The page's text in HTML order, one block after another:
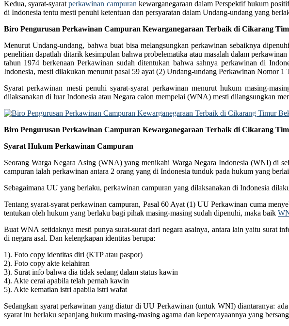
Kedua, syarat-syaratperkawinan campuran kewarganegaraan dalam Perspektif hukum
di Indonesia tentu mesti penuhi ketentuan dan persyaratan dalam Undang-undang yang
Biro Pengurusan Perkawinan Campuran Kewarganegaraan Terbaik di Cikarang
Menurut Undang-undang, bahwa buat bisa melangsungkan perkawinan sebaiknya
penelitian dapatlah ditarik kesimpulan bahwa probelematika atau masalah dalam
tahun 1974 berkenaan Perkawinan sudah ditentukan bahwa sahnya perkawinan di
Indonesia, mesti dilakukan menurut pasal 59 ayat (2) Undang-undang Perkawinan Nomor 1
Syarat perkawinan mesti penuhi syarat-syarat perkawinan menurut hukum masing-
dilaksanakan di luar Indonesia atau Negara calon mempelai (WNA) mesti dilangsungkan
Biro Pengurusan Perkawinan Campuran Kewarganegaraan Terbaik di Cikarang
Syarat Hukum Perkawinan Campuran
Seorang Warga Negara Asing (WNA) yang menikahi Warga Negara Indonesia (WNI) di
campuran ialah perkawinan antara 2 orang yang di Indonesia tunduk pada hukum yang
Sebagaimana UU yang berlaku, perkawinan campuran yang dilaksanakan di Indonesia
Tentang syarat-syarat perkawinan campuran, Pasal 60 Ayat (1) UU Perkawinan cuma
tentukan oleh hukum yang berlaku bagi pihak masing-masing sudah dipenuhi, maka baik
Buat WNA setidaknya mesti punya surat-surat dari negara asalnya, antara lain yaitu surat
di negara asal. Dan kelengkapan identitas berupa:
1). Foto copy identitas diri (KTP atau paspor)
2). Foto copy akte kelahiran
3). Surat info bahwa dia tidak sedang dalam status kawin
4). Akte cerai apabila telah pernah kawin
5). Akte kematian istri apabila istri wafat
Sedangkan syarat perkawinan yang diatur di UU Perkawinan (untuk WNI) diantaranya:
syarat itu berlaku sepanjang hukum masing-masing agama dan kepercayaannya yang